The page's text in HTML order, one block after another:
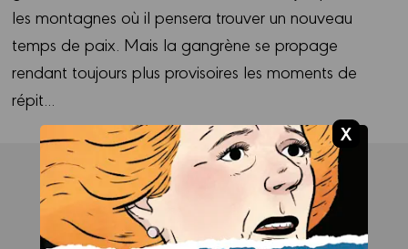
les montagnes où il pensera trouver un nouveau
temps de paix. Mais la gangrène se propage
rendant toujours plus provisoires les moments de
répit...
Les auteurs